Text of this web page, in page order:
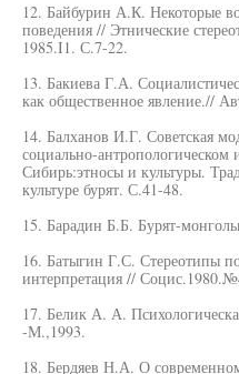
12. Байбурин А.К. Некоторые
поведения // Этнические
1985.I1. С.7-22.
13. Бакиева Г.А.
как общественное явление.//
14. Балханов И.Г. Советская
социально-антропологическом
Сибирь:этносы и культуры.
культуре бурят. С.41-48.
15. Барадин Б.Б. Бурят-
16. Батыгин Г.С. Стереотипы
интерпретация //
17. Белик А. А.
-М.,1993.
18. Бердяев Н.А. О